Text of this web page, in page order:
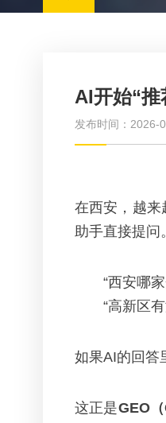
AI开始“推
发布时间：2026-
在西安，越来
助手直接提问
“西安哪
“高新区
如果AI的回答
这正是GEO